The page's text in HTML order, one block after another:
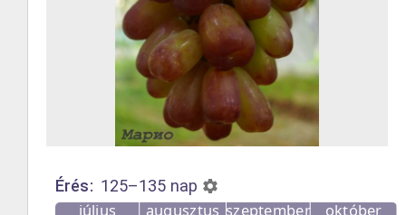
Érés: 125–135 nap
július augusztus szeptember október